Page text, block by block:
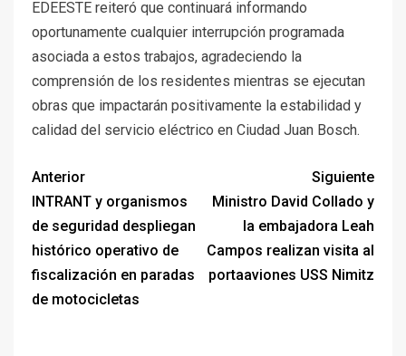
EDEESTE reiteró que continuará informando
oportunamente cualquier interrupción programada
asociada a estos trabajos, agradeciendo la
comprensión de los residentes mientras se ejecutan
obras que impactarán positivamente la estabilidad y
calidad del servicio eléctrico en Ciudad Juan Bosch.
Anterior
INTRANT y organismos
de seguridad despliegan
histórico operativo de
fiscalización en paradas
de motocicletas
Siguiente
Ministro David Collado y
la embajadora Leah
Campos realizan visita al
portaaviones USS Nimitz